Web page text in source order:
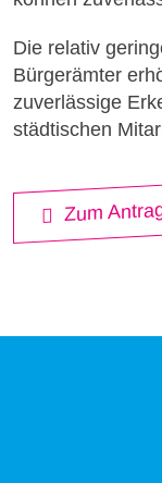
Die relativ
Bürgerämter
zuverlässige
städtischen
Zum